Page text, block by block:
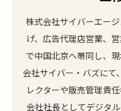
株式会社サイバーエー
げ、広告代理店営業、
で中国北京へ帯同し、
会社サイバー・バズにて
レクターや販売管理責
会社社長としてデジタ